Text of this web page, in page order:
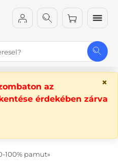
×
az
érdekében zárva
100% pamut